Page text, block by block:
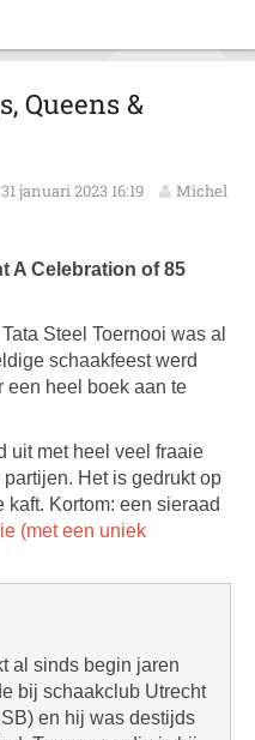
Queens &
31 januari 2023 16:19
Michel
A Celebration of 85
Steel Toernooi was al
schaakfeest werd
een heel boek aan te
uit met heel veel fraaie
Het is gedrukt op
Kortom: een sieraad
(met een uniek
al sinds begin jaren
bij schaakclub Utrecht
en hij was destijds